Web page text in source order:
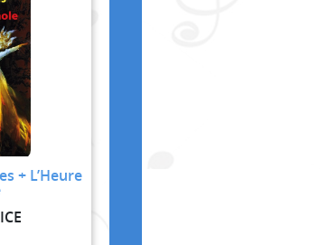
+ L’Heure